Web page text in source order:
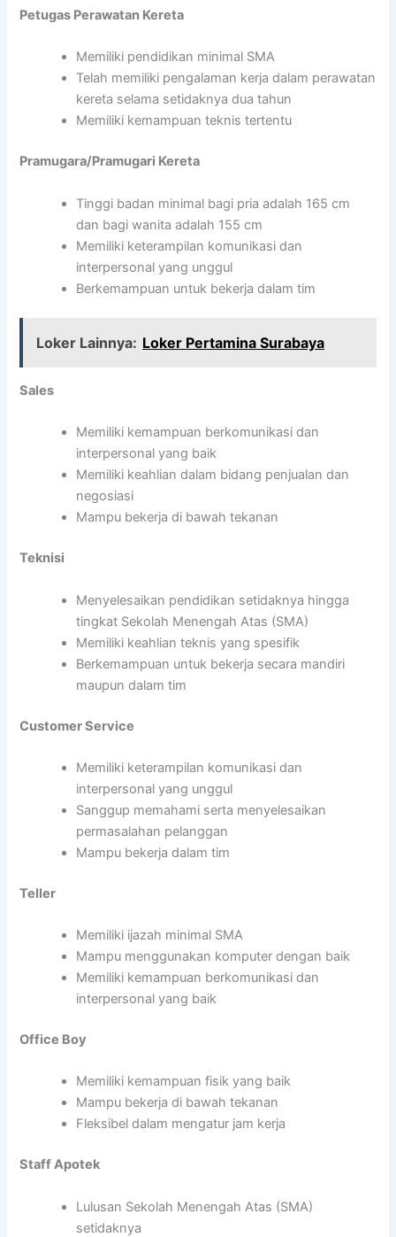
Petugas Perawatan Kereta
Memiliki pendidikan minimal SMA
Telah memiliki pengalaman kerja dalam perawatan
kereta selama setidaknya dua tahun
Memiliki kemampuan teknis tertentu
Pramugara/Pramugari Kereta
Tinggi badan minimal bagi pria adalah 165 cm
dan bagi wanita adalah 155 cm
Memiliki keterampilan komunikasi dan
interpersonal yang unggul
Berkemampuan untuk bekerja dalam tim
Loker Lainnya: Loker Pertamina Surabaya
Sales
Memiliki kemampuan berkomunikasi dan
interpersonal yang baik
Memiliki keahlian dalam bidang penjualan dan
negosiasi
Mampu bekerja di bawah tekanan
Teknisi
Menyelesaikan pendidikan setidaknya hingga
tingkat Sekolah Menengah Atas (SMA)
Memiliki keahlian teknis yang spesifik
Berkemampuan untuk bekerja secara mandiri
maupun dalam tim
Customer Service
Memiliki keterampilan komunikasi dan
interpersonal yang unggul
Sanggup memahami serta menyelesaikan
permasalahan pelanggan
Mampu bekerja dalam tim
Teller
Memiliki ijazah minimal SMA
Mampu menggunakan komputer dengan baik
Memiliki kemampuan berkomunikasi dan
interpersonal yang baik
Office Boy
Memiliki kemampuan fisik yang baik
Mampu bekerja di bawah tekanan
Fleksibel dalam mengatur jam kerja
Staff Apotek
Lulusan Sekolah Menengah Atas (SMA)
setidaknya